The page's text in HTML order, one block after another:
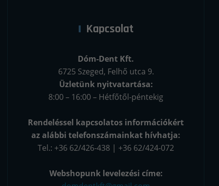
Kapcsolat
Dóm-Dent Kft.
6725 Szeged, Felhő utca 9.
Üzletünk nyitvatartása:
8:00 – 16:00 – Hétfőtől-péntekig
Rendeléssel kapcsolatos információkért
az alábbi telefonszámainkat hívhatja:
Tel.: +36 62/426-438 | +36 62/424-072
Webshopunk levelezési címe: